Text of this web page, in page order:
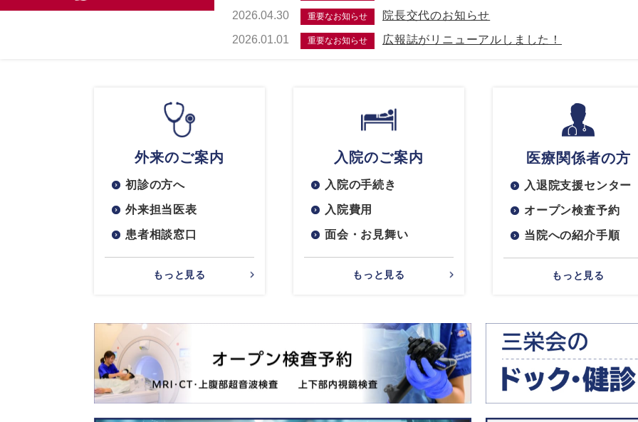
2026.04.30
重要なお知らせ
院長交代のお知らせ
2026.01.01
重要なお知らせ 広報誌がリニューアルしました！
外来のご案内
初診の方へ
外来担当医表
患者相談窓口
もっと見る
入院のご案内
入院の手続き
入院費用
面会・お見舞い
もっと見る
医療関係者の方
入退院支援センター
オープン検査予約
当院への紹介手順
もっと見る